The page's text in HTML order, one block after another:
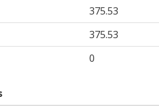
375.53
375.53
0